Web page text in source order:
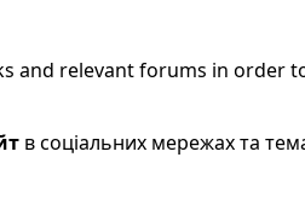
and relevant forums in order
в соціальних мережах та